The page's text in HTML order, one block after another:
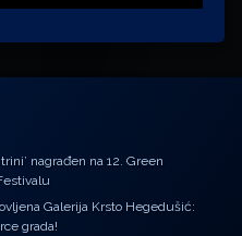
nagrađen na 12. Green
Galerija Krsto Hegedušić:
grada!